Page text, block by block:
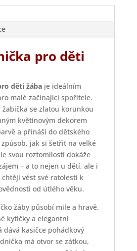
pro děti
děti žábaje ideálním
malé začínající spořitele.
se zlatou korunkou
květinovým dekorem
a přináší do dětského
způsob, jak si šetřit na velké
svou roztomilostí dokáže
– a to nejen u dětí, ale i
vést své ratolesti k
od útlého věku.
žáby působí mile a hravě.
kytičky a elegantní
dává kasičce pohádkový
má otvor se zátkou,